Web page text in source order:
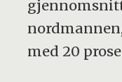
med 20